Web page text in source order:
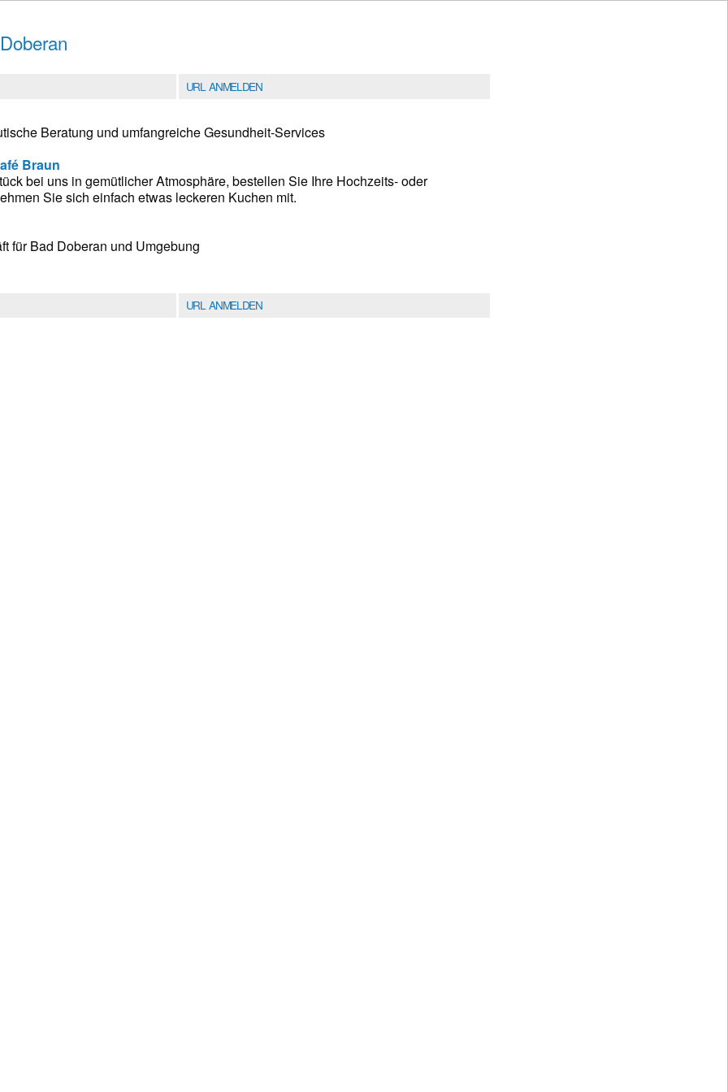
URL ANMELDEN
Beratung und umfangreiche Gesundheit-Services
Braun
bei uns in gemütlicher Atmosphäre, bestellen Sie Ihre Hochzeits- oder
Sie sich einfach etwas leckeren Kuchen mit.
für Bad Doberan und Umgebung
URL ANMELDEN